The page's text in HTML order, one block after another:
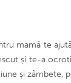
mamă te
și te-a
și zâmbete,